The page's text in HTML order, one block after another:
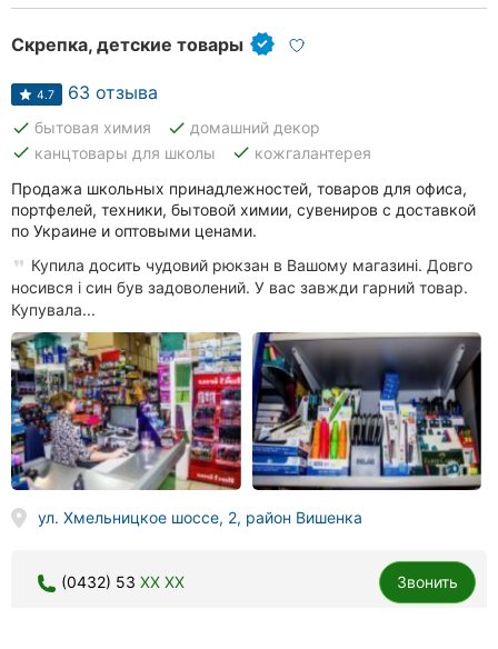
Скрепка, детские товары
4.7 63 отзыва
done бытовая химия done домашний декор
done канцтовары для школы done кожгалантерея
Продажа школьных принадлежностей, товаров для офиса,
портфелей, техники, бытовой химии, сувениров с доставкой
по Украине и оптовыми ценами.
Купила досить чудовий рюкзан в Вашому магазині. Довго
носився і син був задоволений. У вас завжди гарний товар.
Купувала...
ул. Хмельницкое шоссе, 2, район Вишенка
(0432) 53 XX XX Звонить